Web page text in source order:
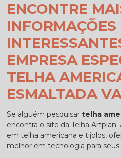
ENCONTRE
INFORMAÇÕES
EMPRESA
TELHA
ESMALTADA
Se alguém pesquisar telha
encontra o site da Telha
em telha americana e tijolos,
melhor em tecnologia para seus